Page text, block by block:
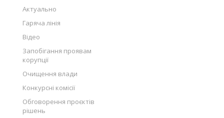
Актуально
Гаряча лінія
Відео
Запобігання проявам
корупції
Очищення влади
Конкурсні комісії
Обговорення проєктів
рішень